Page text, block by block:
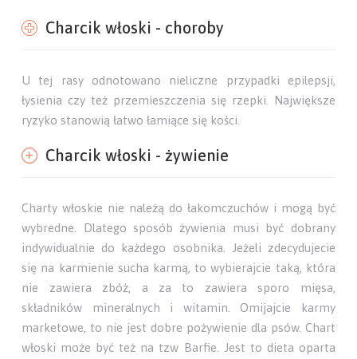
Charcik włoski - choroby
U tej rasy odnotowano nieliczne przypadki epilepsji,
łysienia czy też przemieszczenia się rzepki. Największe
ryzyko stanowią łatwo łamiące się kości.
Charcik włoski - żywienie
Charty włoskie nie należą do łakomczuchów i mogą być
wybredne. Dlatego sposób żywienia musi być dobrany
indywidualnie do każdego osobnika. Jeżeli zdecydujecie
się na karmienie sucha karmą, to wybierajcie taką, która
nie zawiera zbóż, a za to zawiera sporo mięsa,
składników mineralnych i witamin. Omijajcie karmy
marketowe, to nie jest dobre pożywienie dla psów. Chart
włoski może być też na tzw Barfie. Jest to dieta oparta